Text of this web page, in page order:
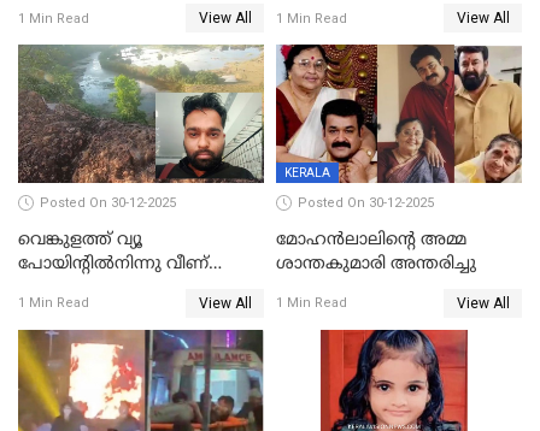
1 Min Read View All 1 Min Read View All
Posted On 30-12-2025
വെങ്കുളത്ത് വ്യൂ
പോയിന്റിൽനിന്നു വീണ്
1 Min Read View All
KERALA
Posted On 30-12-2025
മോഹന്‍ലാലിന്‍റെ അമ്മ
ശാന്തകുമാരി അന്തരിച്ചു
1 Min Read View All